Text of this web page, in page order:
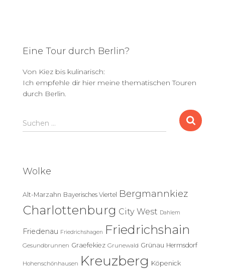
Eine Tour durch Berlin?
Von Kiez bis kulinarisch:
Ich empfehle dir hier meine thematischen Touren
durch Berlin.
S
u
n
a
c
:
Suchen …
Wolke
Alt-Marzahn Bayerisches Viertel Bergmannkiez
Charlottenburg City West Dahlem
Friedenau Friedrichshagen Friedrichshain
Gesundbrunnen Graefekiez Grunewald Grünau Hermsdorf
Hohenschönhausen Kreuzberg Köpenick